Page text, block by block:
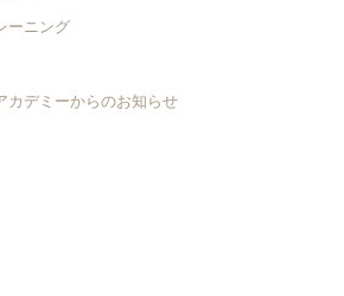
ーニング
カデミーからのお知らせ